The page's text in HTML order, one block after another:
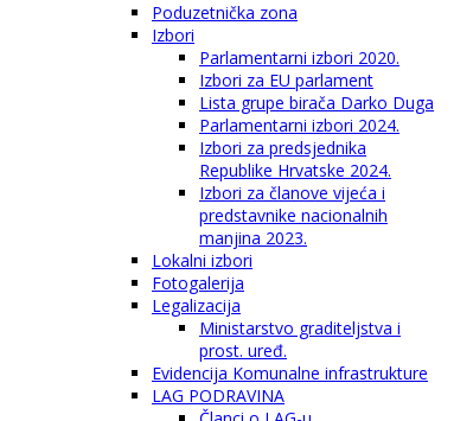
Poduzetnička zona
Izbori
Parlamentarni izbori 2020.
Izbori za EU parlament
Lista grupe birača Darko Duga
Parlamentarni izbori 2024.
Izbori za predsjednika
Republike Hrvatske 2024.
Izbori za članove vijeća i
predstavnike nacionalnih
manjina 2023.
Lokalni izbori
Fotogalerija
Legalizacija
Ministarstvo graditeljstva i
prost. uređ.
Evidencija Komunalne infrastrukture
LAG PODRAVINA